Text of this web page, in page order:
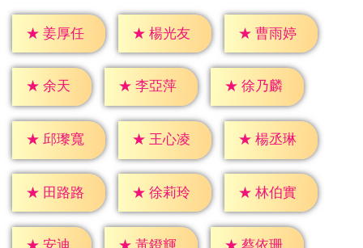
★ 姜厚任 ★ 楊光友 ★ 曹雨婷
★ 余天 ★ 李亞萍 ★ 徐乃麟
★ 邱瓈寬 ★ 王心凌 ★ 楊丞琳
★ 田路路 ★ 徐莉玲 ★ 林伯實